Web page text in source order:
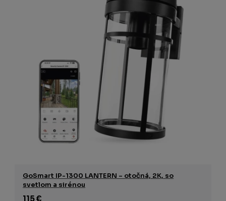
GoSmart IP-1300 LANTERN – otočná, 2K, so
svetlom a sirénou
115 €